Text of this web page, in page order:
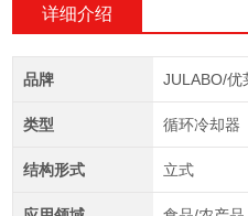
详细介绍
品牌 JULABO/优
类型 循环冷却器
结构形式 立式